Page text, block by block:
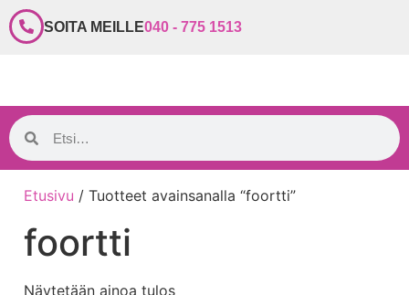
SOITA MEILLE040 - 775 1513
Etusivu / Tuotteet avainsanalla “foortti”
foortti
Näytetään ainoa tulos